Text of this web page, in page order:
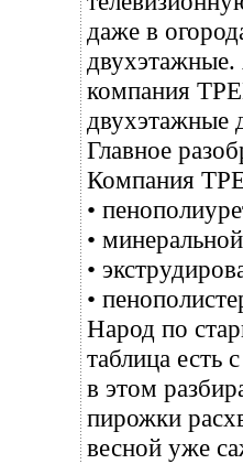
даже в
компания
двухэтажные
Главное
Компания
•
•
•
•
Народ по
таблица есть
в этом
пирожки
весной уже